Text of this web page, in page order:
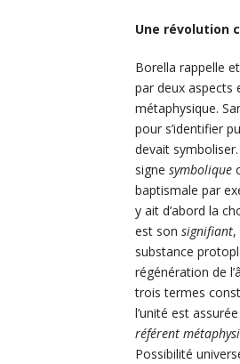
Une révolution
Borella rappelle
par deux aspects
métaphysique.
pour s’identifier
devait
signe symbolique
baptismale par
y ait d’abord la
est son signifiant,
substance
régénération de
trois termes
l’unité est
référent
Possibilité